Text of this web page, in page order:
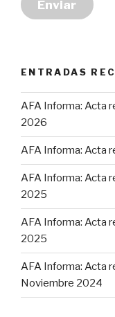
Enviar
ENTRADAS
AFA Informa: Acta
2026
AFA Informa: Acta
AFA Informa: Acta
2025
AFA Informa: Acta
2025
AFA Informa: Acta
Noviembre 2024